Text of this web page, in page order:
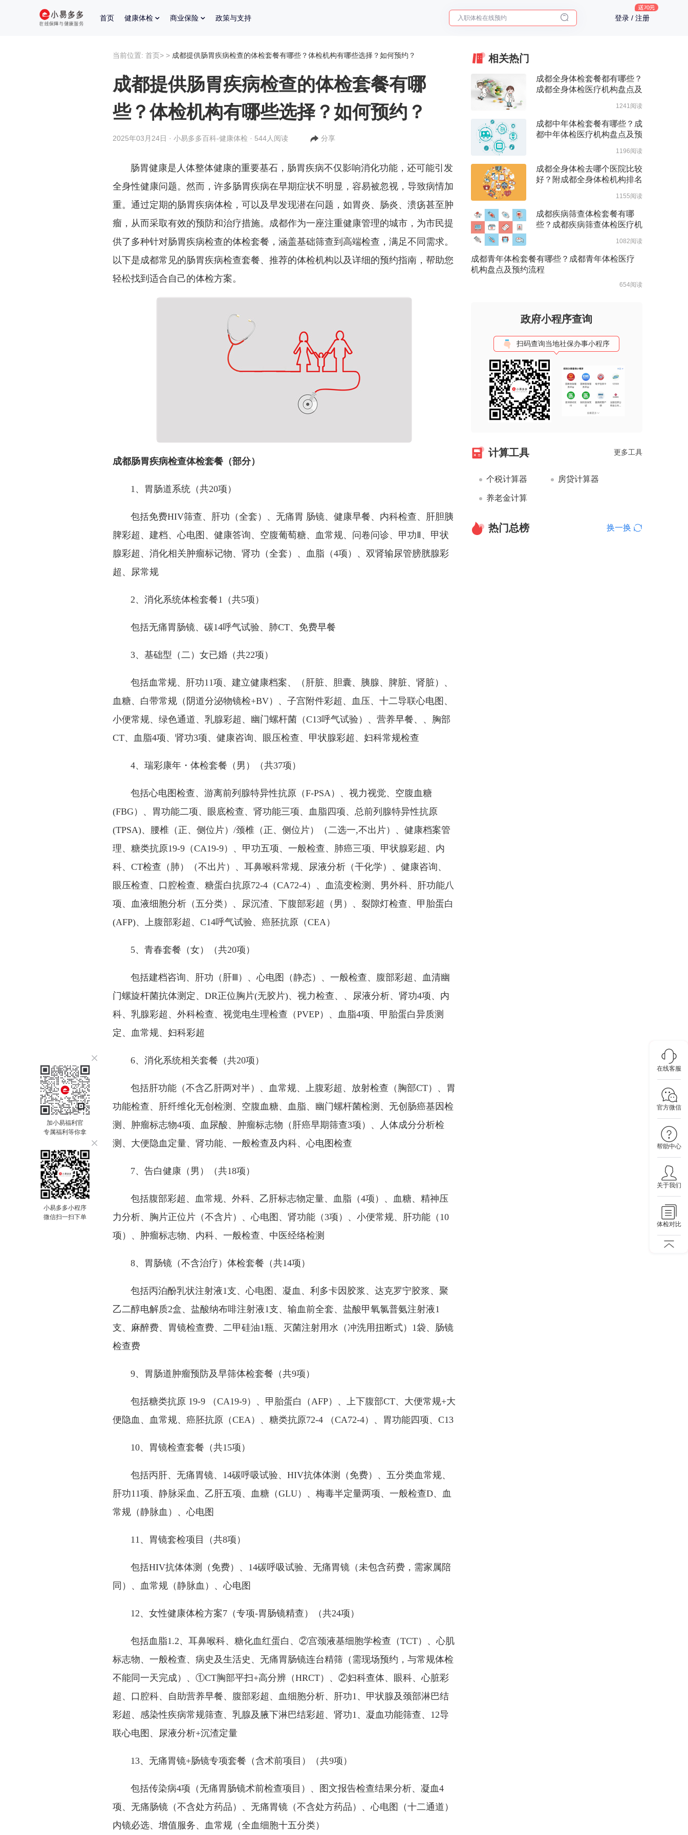
首页 健康体检 商业保险 政策与支持 2025年了，给父母预约体检 登录 / 注册
在线客服
官方微信
帮助中心
关于我们
体检对比
加小易福利官
专属福利等你拿
小易多多小程序
微信扫一扫下单
当前位置: 首页> > 成都提供肠胃疾病检查的体检套餐有哪些？体检机构有哪些选择？如何预约？
成都提供肠胃疾病检查的体检套餐有哪
些？体检机构有哪些选择？如何预约？
2025年03月24日 · 小易多多百科-健康体检 · 544人阅读 分享
肠胃健康是人体整体健康的重要基石，肠胃疾病不仅影响消化功能，还可能引发
全身性健康问题。然而，许多肠胃疾病在早期症状不明显，容易被忽视，导致病情加
重。通过定期的肠胃疾病体检，可以及早发现潜在问题，如胃炎、肠炎、溃疡甚至肿
瘤，从而采取有效的预防和治疗措施。成都作为一座注重健康管理的城市，为市民提
供了多种针对肠胃疾病检查的体检套餐，涵盖基础筛查到高端检查，满足不同需求。
以下是成都常见的肠胃疾病检查套餐、推荐的体检机构以及详细的预约指南，帮助您
轻松找到适合自己的体检方案。
成都肠胃疾病检查体检套餐（部分）
1、胃肠道系统（共20项）
包括免费HIV筛查、肝功（全套）、无痛胃 肠镜、健康早餐、内科检查、肝胆胰
脾彩超、建档、心电图、健康答询、空腹葡萄糖、血常规、问卷问诊、甲功Ⅱ、甲状
腺彩超、消化相关肿瘤标记物、肾功（全套）、血脂（4项）、双肾输尿管膀胱腺彩
超、尿常规
2、消化系统体检套餐1（共5项）
包括无痛胃肠镜、碳14呼气试验、肺CT、免费早餐
3、基础型（二）女已婚（共22项）
包括血常规、肝功11项、建立健康档案、（肝脏、胆囊、胰腺、脾脏、肾脏）、
血糖、白带常规（阴道分泌物镜检+BV）、子宫附件彩超、血压、十二导联心电图、
小便常规、绿色通道、乳腺彩超、幽门螺杆菌（C13呼气试验）、营养早餐、、胸部
CT、血脂4项、肾功3项、健康咨询、眼压检查、甲状腺彩超、妇科常规检查
4、瑞彩康年・体检套餐（男）（共37项）
包括心电图检查、游离前列腺特异性抗原（F-PSA）、视力视觉、空腹血糖
(FBG）、胃功能二项、眼底检查、肾功能三项、血脂四项、总前列腺特异性抗原
(TPSA)、腰椎（正、侧位片）/颈椎（正、侧位片）（二选一,不出片）、健康档案管
理、糖类抗原19-9（CA19-9）、甲功五项、一般检查、肺癌三项、甲状腺彩超、内
科、CT检查（肺）（不出片）、耳鼻喉科常规、尿液分析（干化学）、健康咨询、
眼压检查、口腔检查、糖蛋白抗原72-4（CA72-4）、血流变检测、男外科、肝功能八
项、血液细胞分析（五分类）、尿沉渣、下腹部彩超（男）、裂隙灯检查、甲胎蛋白
(AFP)、上腹部彩超、C14呼气试验、癌胚抗原（CEA）
5、青春套餐（女）（共20项）
包括建档咨询、肝功（肝Ⅲ）、心电图（静态）、一般检查、腹部彩超、血清幽
门螺旋杆菌抗体测定、DR正位胸片(无胶片)、视力检查、、尿液分析、肾功4项、内
科、乳腺彩超、外科检查、视觉电生理检查（PVEP）、血脂4项、甲胎蛋白异质测
定、血常规、妇科彩超
6、消化系统相关套餐（共20项）
包括肝功能（不含乙肝两对半）、血常规、上腹彩超、放射检查（胸部CT）、胃
功能检查、肝纤维化无创检测、空腹血糖、血脂、幽门螺杆菌检测、无创肠癌基因检
测、肿瘤标志物4项、血尿酸、肿瘤标志物（肝癌早期筛查3项）、人体成分分析检
测、大便隐血定量、肾功能、一般检查及内科、心电图检查
7、告白健康（男）（共18项）
包括腹部彩超、血常规、外科、乙肝标志物定量、血脂（4项）、血糖、精神压
力分析、胸片正位片（不含片）、心电图、肾功能（3项）、小便常规、肝功能（10
项）、肿瘤标志物、内科、一般检查、中医经络检测
8、胃肠镜（不含治疗）体检套餐（共14项）
包括丙泊酚乳状注射液1支、心电图、凝血、利多卡因胶浆、达克罗宁胶浆、聚
乙二醇电解质2盒、盐酸纳布啡注射液1支、输血前全套、盐酸甲氧氯普氨注射液1
支、麻醉费、胃镜检查费、二甲硅油1瓶、灭菌注射用水（冲洗用扭断式）1袋、肠镜
检查费
9、胃肠道肿瘤预防及早筛体检套餐（共9项）
包括糖类抗原 19-9 （CA19-9）、甲胎蛋白（AFP）、上下腹部CT、大便常规+大
便隐血、血常规、癌胚抗原（CEA）、糖类抗原72-4 （CA72-4）、胃功能四项、C13
10、胃镜检查套餐（共15项）
包括丙肝、无痛胃镜、14碳呼吸试验、HIV抗体体测（免费）、五分类血常规、
肝功11项、静脉采血、乙肝五项、血糖（GLU）、梅毒半定量两项、一般检查D、血
常规（静脉血）、心电图
11、胃镜套检项目（共8项）
包括HIV抗体体测（免费）、14碳呼吸试验、无痛胃镜（未包含药费，需家属陪
同）、血常规（静脉血）、心电图
12、女性健康体检方案7（专项-胃肠镜精查）（共24项）
包括血脂1.2、耳鼻喉科、糖化血红蛋白、②宫颈液基细胞学检查（TCT）、心肌
标志物、一般检查、病史及生活史、无痛胃肠镜连台精筛（需现场预约，与常规体检
不能同一天完成）、①CT胸部平扫+高分辨（HRCT）、②妇科查体、眼科、心脏彩
超、口腔科、自助营养早餐、腹部彩超、血细胞分析、肝功1、甲状腺及颈部淋巴结
彩超、感染性疾病常规筛查、乳腺及腋下淋巴结彩超、肾功1、凝血功能筛查、12导
联心电图、尿液分析+沉渣定量
13、无痛胃镜+肠镜专项套餐（含术前项目）（共9项）
包括传染病4项（无痛胃肠镜术前检查项目）、图文报告检查结果分析、凝血4
项、无痛肠镜（不含处方药品）、无痛胃镜（不含处方药品）、心电图（十二通道）
内镜必选、增值服务、血常规（全血细胞十五分类）
相关热门
成都全身体检套餐都有哪些？
成都全身体检医疗机构盘点及
1241阅读
成都中年体检套餐有哪些？成
都中年体检医疗机构盘点及预
1196阅读
成都全身体检去哪个医院比较
好？附成都全身体检机构排名
1155阅读
成都疾病筛查体检套餐有哪
些？成都疾病筛查体检医疗机
1082阅读
成都青年体检套餐有哪些？成都青年体检医疗
机构盘点及预约流程
654阅读
政府小程序查询
扫码查询当地社保办事小程序
计算工具 更多工具
个税计算器 房贷计算器
养老金计算
热门总榜 换一换